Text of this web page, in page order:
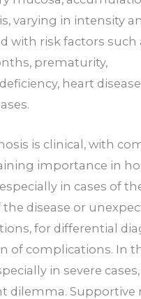
varying in intensity
with risk factors such
prematurity,
heart
is clinical, with
importance in
in cases of
the disease or
for differential
of complications. In
in severe
dilemma. Supportive